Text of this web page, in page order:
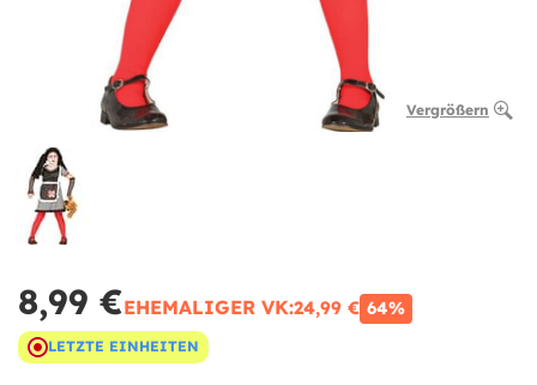
Vergrößern
8,99 €EHEMALIGER VK:24,99 € 64%
LETZTE EINHEITEN